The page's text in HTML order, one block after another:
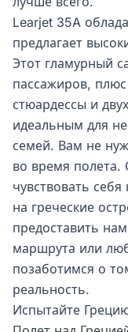
Learjet 35A
предлагает
Этот гламурный
пассажиров,
стюардессы и
идеальным для
семей. Вам не
во время полета.
чувствовать
на греческие
предоставить
маршрута или
позаботимся о
реальность.
Испытайте